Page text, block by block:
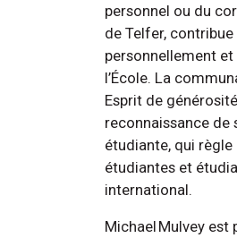
personnel ou du
de Telfer,
personnellement
l’École. La
Esprit de
reconnaissance
étudiante, qui
étudiantes et
international.
Michael Mulvey